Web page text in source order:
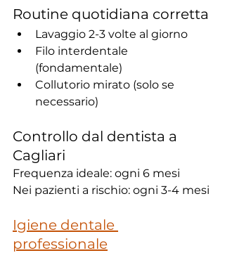
Routine quotidiana corretta
Lavaggio 2-3 volte al giorno
Filo interdentale
(fondamentale)
Collutorio mirato (solo se
necessario)
Controllo dal dentista a
Cagliari
Frequenza ideale: ogni 6 mesi
Nei pazienti a rischio: ogni 3-4 mesi
Igiene dentale
professionale